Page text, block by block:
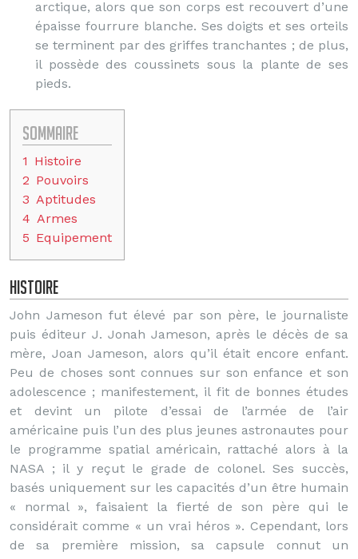
arctique, alors que son corps est recouvert d’une
épaisse fourrure blanche. Ses doigts et ses orteils
se terminent par des griffes tranchantes ; de plus,
il possède des coussinets sous la plante de ses
pieds.
Sommaire
1 Histoire
2 Pouvoirs
3 Aptitudes
4 Armes
5 Equipement
Histoire
John Jameson fut élevé par son père, le journaliste
puis éditeur J. Jonah Jameson, après le décès de sa
mère, Joan Jameson, alors qu’il était encore enfant.
Peu de choses sont connues sur son enfance et son
adolescence ; manifestement, il fit de bonnes études
et devint un pilote d’essai de l’armée de l’air
américaine puis l’un des plus jeunes astronautes pour
le programme spatial américain, rattaché alors à la
NASA ; il y reçut le grade de colonel. Ses succès,
basés uniquement sur les capacités d’un être humain
« normal », faisaient la fierté de son père qui le
considérait comme « un vrai héros ». Cependant, lors
de sa première mission, sa capsule connut un